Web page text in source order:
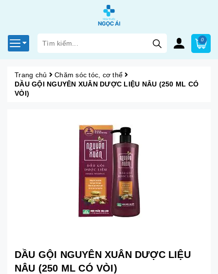
0
Trang chủ
Chăm sóc tóc, cơ thể
DẦU GỘI NGUYÊN XUÂN DƯỢC LIỆU NÂU (250 ML CÓ
VÒI)
DẦU GỘI NGUYÊN XUÂN DƯỢC LIỆU
NÂU (250 ML CÓ VÒI)